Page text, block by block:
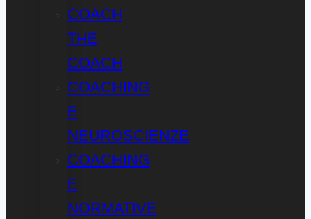
COACH
THE
COACH
COACHING
E
NEUROSCIENZE
COACHING
E
NORMATIVE